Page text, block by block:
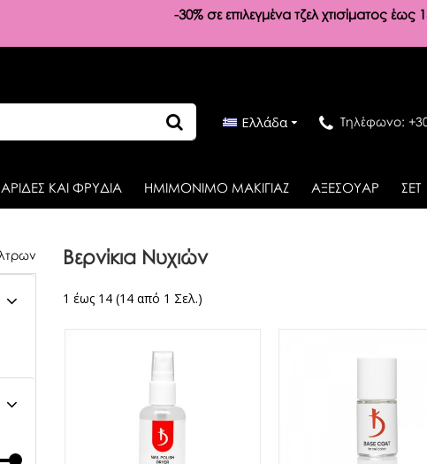
-30% σε επιλεγμένα τζελ χτισίματος έως
Ελλάδα Τηλέφωνο:
ΚΑΙ ΦΡΥΔΙΑ ΗΜΙΜΟΝΙΜΟ ΜΑΚΙΓΙΑΖ ΑΞΕΣΟΥΑΡ ΣΕΤ
Βερνίκια Νυχιών
1 έως 14 (14 από 1 Σελ.)